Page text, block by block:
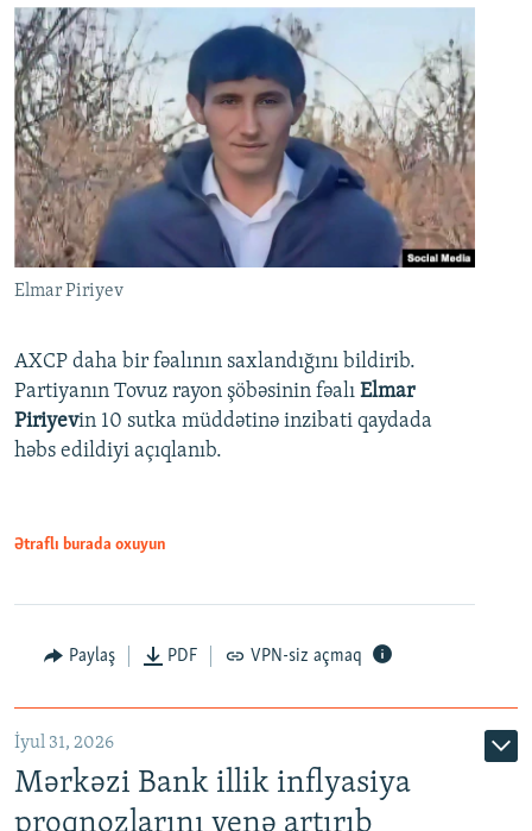
Elmar Piriyev
AXCP daha bir fəalının saxlandığını bildirib.
Partiyanın Tovuz rayon şöbəsinin fəalı Elmar
Piriyevin 10 sutka müddətinə inzibati qaydada
həbs edildiyi açıqlanıb.
Ətraflı burada oxuyun
Paylaş PDF VPN-siz açmaq
İyul 31, 2026
Mərkəzi Bank illik inflyasiya